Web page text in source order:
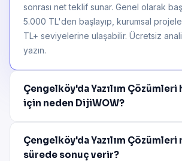
sonrası net teklif sunar. Genel olarak
5.000 TL'den başlayıp, kurumsal
TL+ seviyelerine ulaşabilir. Ücretsiz
yazın.
Çengelköy'da Yazılım Çözümleri
için neden DijiWOW?
Çengelköy'da Yazılım Çözümleri
sürede sonuç verir?